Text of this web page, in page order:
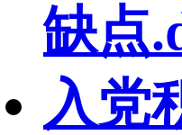
缺点
入党